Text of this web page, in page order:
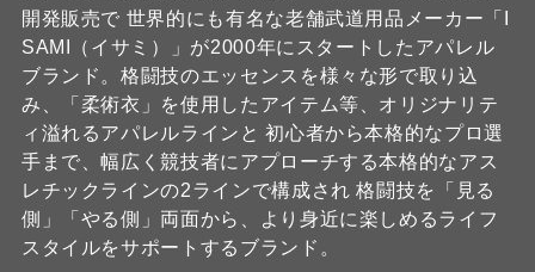
開発販売で 世界的にも有名な老舗武道用品メーカー「I
SAMI（イサミ）」が2000年にスタートしたアパレル
ブランド。格闘技のエッセンスを様々な形で取り込
み、「柔術衣」を使用したアイテム等、オリジナリテ
ィ溢れるアパレルラインと 初心者から本格的なプロ選
手まで、幅広く競技者にアプローチする本格的なアス
レチックラインの2ラインで構成され 格闘技を「見る
側」「やる側」両面から、より身近に楽しめるライフ
スタイルをサポートするブランド。